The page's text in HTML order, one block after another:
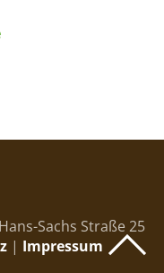
Sachs Straße 25
| Impressum